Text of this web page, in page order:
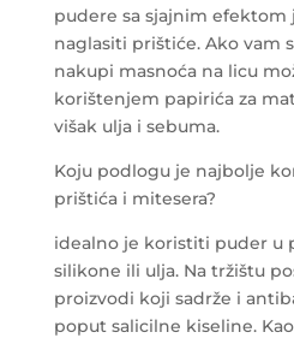
pudere sa sjajnim efektom
naglasiti prištiće. Ako vam
nakupi masnoća na licu
korištenjem papirića za
višak ulja i sebuma.
Koju podlogu je najbolje
prištića i mitesera?
idealno je koristiti puder u
silikone ili ulja. Na tržištu
proizvodi koji sadrže i
poput salicilne kiseline.